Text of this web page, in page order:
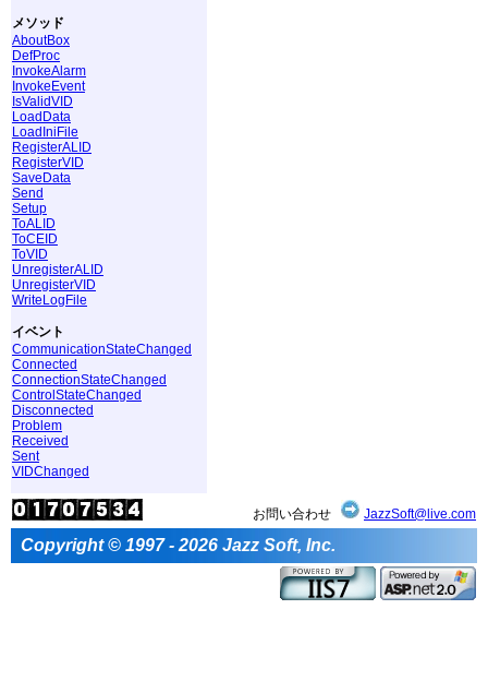
メソッド
AboutBox
DefProc
InvokeAlarm
InvokeEvent
IsValidVID
LoadData
LoadIniFile
RegisterALID
RegisterVID
SaveData
Send
Setup
ToALID
ToCEID
ToVID
UnregisterALID
UnregisterVID
WriteLogFile
イベント
CommunicationStateChanged
Connected
ConnectionStateChanged
ControlStateChanged
Disconnected
Problem
Received
Sent
VIDChanged
お問い合わせ JazzSoft@live.com
Copyright © 1997 - 2026 Jazz Soft, Inc.